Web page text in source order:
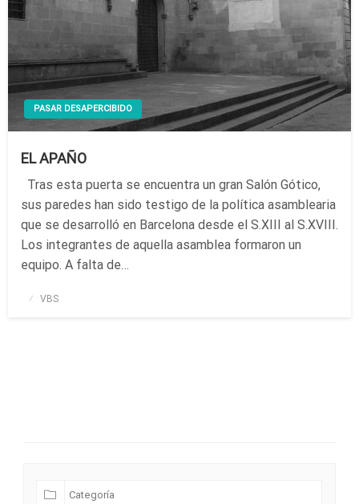
PASAR DESAPERCIBIDO
EL APAÑO
Tras esta puerta se encuentra un gran Salón Gótico,
sus paredes han sido testigo de la política asamblearia
que se desarrolló en Barcelona desde el S.XIII al S.XVIII.
Los integrantes de aquella asamblea formaron un
equipo. A falta de…
Publicado
VBS